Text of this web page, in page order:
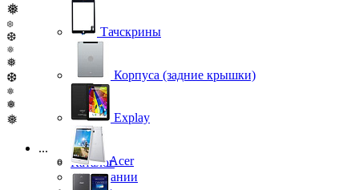
❅
❆
❆
❅
❅
❆
❅
❅
❅
...
Каталог
О компании
Тачскрины
Корпуса (задние крышки)
Explay
Acer